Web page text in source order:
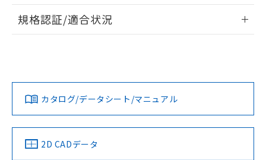
ログイン/会員登録
ダウンロードデータをご利用いただく前に、以下を必ずお読
みください。
ソフトウェアの使用条件
EU RoHS 注意事項・凡例
対応済み
中国 RoHS 注意事項・凡例
規格認証/適合状況
カタログ/データシート/マニュアル
2D CADデータ